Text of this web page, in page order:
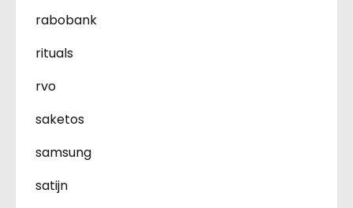
rabobank
rituals
rvo
saketos
samsung
satijn